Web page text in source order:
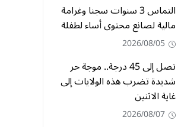
التماس 3 سنوات سجنا وغرامة
مالية لصانع محتوى أساء لطفلة
2026/08/05
تصل إلى 45 درجة.. موجة حر
شديدة تضرب هذه الولايات إلى
غاية الاثنين
2026/08/07